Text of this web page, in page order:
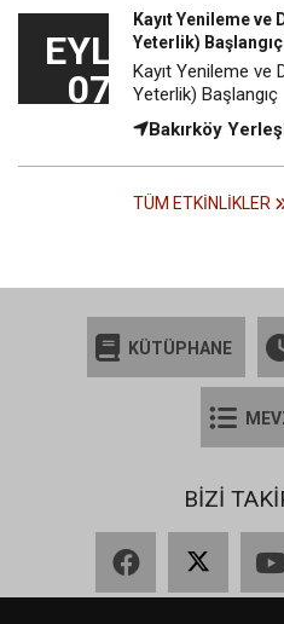
EYL
07
Kayıt Yenileme
Yeterlik) Başlangıç
Kayıt Yenileme ve
Yeterlik) Başlangıç
Bakırköy
TÜM ETKINLIKLER
KÜTÜPHANE
BİZİ